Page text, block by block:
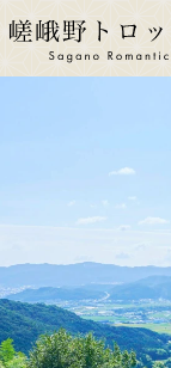
搭乘游览小火
时刻表
票价、乘车票